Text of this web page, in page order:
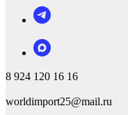
8 924 120 16 16
worldimport25@mail.ru